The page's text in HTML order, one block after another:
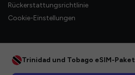
Rückerstattungsrichtlinie
Cookie-Einstellungen
Trinidad und Tobago eSIM-Paket